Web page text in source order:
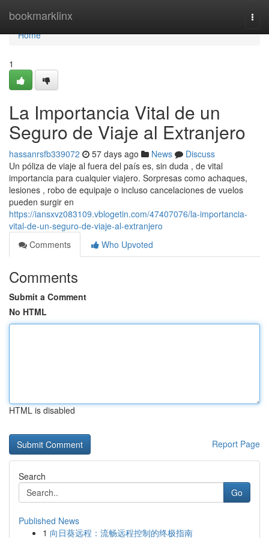
bookmarklinx
Home
Home
1
La Importancia Vital de un
Seguro de Viaje al Extranjero
hassanrsfb339072 57 days ago News
Discuss
Un póliza de viaje al fuera del país es, sin duda , de vital
importancia para cualquier viajero. Sorpresas como achaques,
lesiones , robo de equipaje o incluso cancelaciones de vuelos
pueden surgir en
https://iansxvz083109.vblogetin.com/47407076/la-importancia-
vital-de-un-seguro-de-viaje-al-extranjero
Comments
Who Upvoted
Comments
Submit a Comment
No HTML
HTML is disabled
Report Page
Search
Go
Published News
1 向日葵远程：流畅远程控制的终极指南